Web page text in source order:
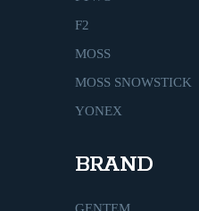
F2
MOSS
MOSS SNOWSTICK
YONEX
BRAND